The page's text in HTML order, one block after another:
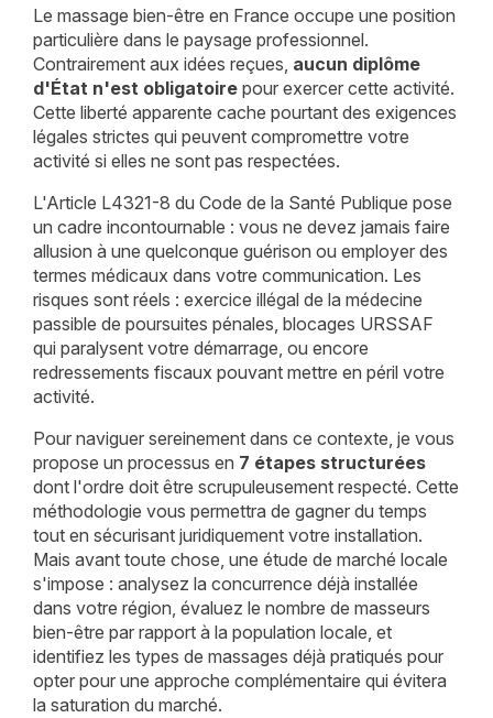
Le massage bien-être en France occupe une position
particulière dans le paysage professionnel.
Contrairement aux idées reçues, aucun diplôme
d'État n'est obligatoirepour exercer cette activité.
Cette liberté apparente cache pourtant des exigences
légales strictes qui peuvent compromettre votre
activité si elles ne sont pas respectées.
L'Article L4321-8 du Code de la Santé Publique pose
un cadre incontournable : vous ne devez jamais faire
allusion à une quelconque guérison ou employer des
termes médicaux dans votre communication. Les
risques sont réels : exercice illégal de la médecine
passible de poursuites pénales, blocages URSSAF
qui paralysent votre démarrage, ou encore
redressements fiscaux pouvant mettre en péril votre
activité.
Pour naviguer sereinement dans ce contexte, je vous
propose un processus en 7 étapes structurées
dont l'ordre doit être scrupuleusement respecté. Cette
méthodologie vous permettra de gagner du temps
tout en sécurisant juridiquement votre installation.
Mais avant toute chose, une étude de marché locale
s'impose : analysez la concurrence déjà installée
dans votre région, évaluez le nombre de masseurs
bien-être par rapport à la population locale, et
identifiez les types de massages déjà pratiqués pour
opter pour une approche complémentaire qui évitera
la saturation du marché.